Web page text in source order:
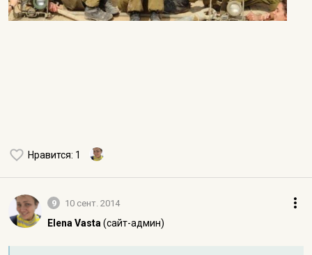
Нравится: 1
9 10 сент. 2014
Elena Vasta (сайт-админ)